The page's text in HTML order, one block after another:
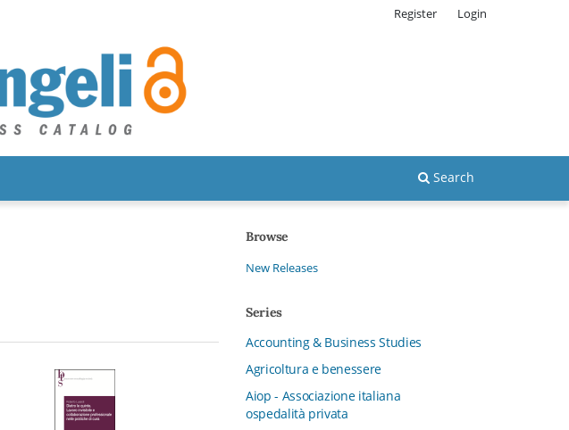
Search
Register Login
Browse
New Releases
Series
Accounting & Business Studies
Agricoltura e benessere
Aiop - Associazione italiana
ospedalità privata